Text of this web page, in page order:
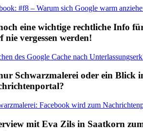
#f8 – Warum sich Google warm
eine wichtige rechtliche Info
nie vergessen werden!
des Google Cache nach
Schwarzmalerei oder ein Blick
Facebook wird zum
mit Eva Zils in Saatkorn